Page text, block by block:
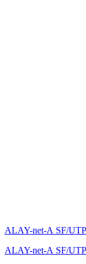
ALAY-net-А SF/
ALAY-net-А SF/